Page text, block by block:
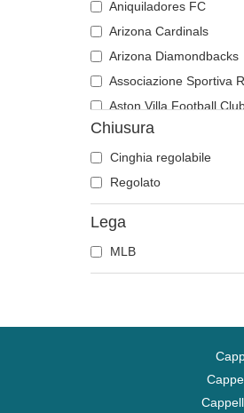
Aniquiladores FC
Arizona Cardinals
Arizona Diamondbacks
Associazione Sportiva
Aston Villa Football
Atlanta Braves
Atlanta Falcons
Atlanta Hawks
Boston Bruins
Boston Celtics
Boston Red Sox
Charlotte Hornets
Chelsea Football Club
Chicago Blackhawks
Chiusura
Cinghia regolabile
Regolato
Lega
MLB